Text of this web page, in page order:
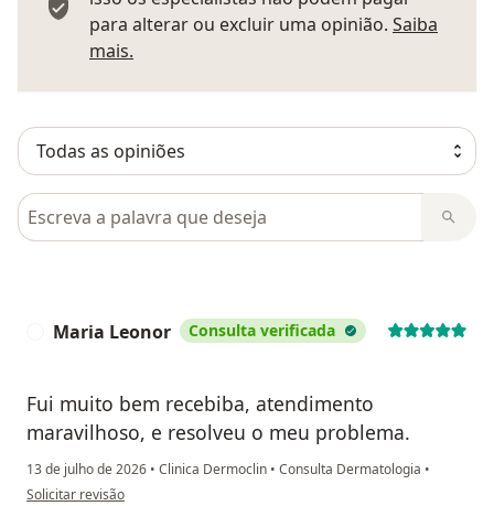
para alterar ou excluir uma opinião. Saiba
mais.
Pesquisar em opiniões
Maria Leonor Consulta verificada
Fui muito bem recebiba, atendimento
maravilhoso, e resolveu o meu problema.
13 de julho de 2026 • Clinica Dermoclin • Consulta Dermatologia •
na opinião do utilizador Maria Leonor
Solicitar revisão